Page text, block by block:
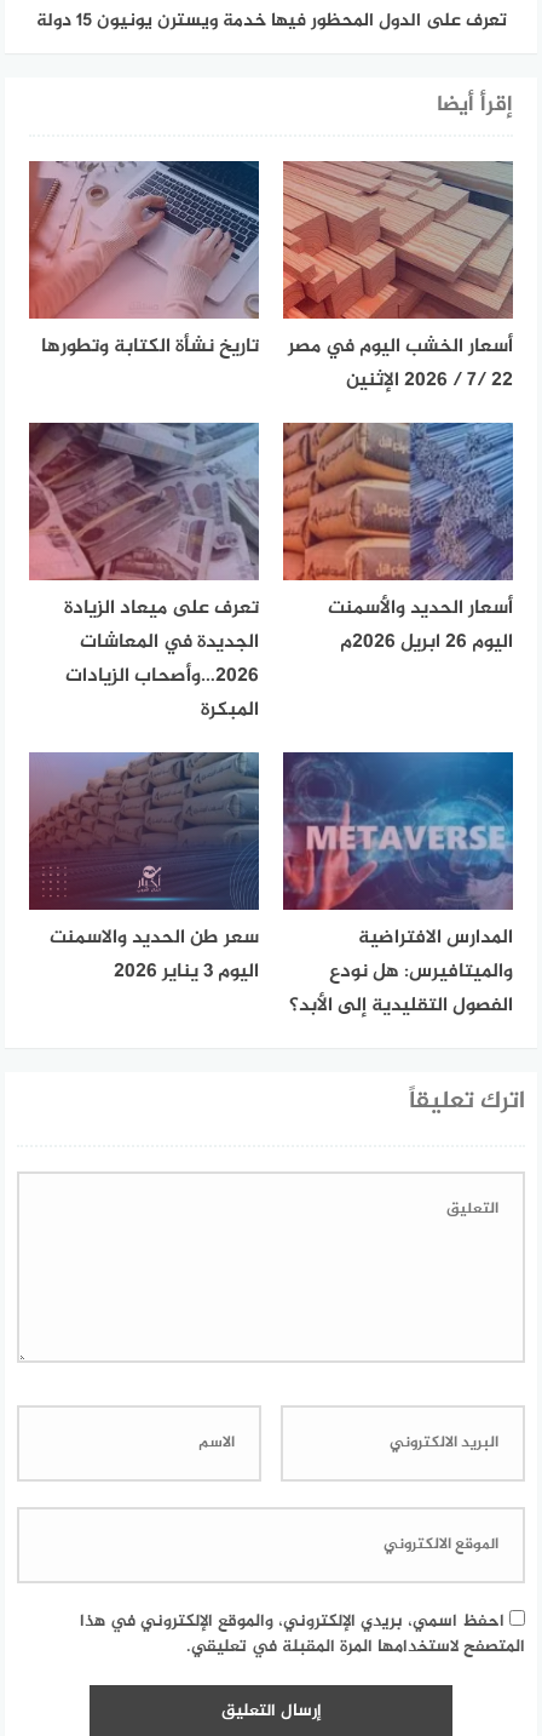
تعرف على الدول المحظور فيها خدمة ويسترن يونيون 15 دولة
إقرأ أيضا
أسعار الخشب اليوم في مصر
22 /7 / 2026 الإثنين
تاريخ نشأة الكتابة وتطورها
أسعار الحديد والأسمنت
اليوم 26 ابريل 2026م
تعرف على ميعاد الزيادة
الجديدة في المعاشات
2026…وأصحاب الزيادات
المبكرة
المدارس الافتراضية
والميتافيرس: هل نودع
الفصول التقليدية إلى الأبد؟
سعر طن الحديد والاسمنت
اليوم 3 يناير 2026
اترك تعليقاً
احفظ اسمي، بريدي الإلكتروني، والموقع الإلكتروني في هذا
المتصفح لاستخدامها المرة المقبلة في تعليقي.